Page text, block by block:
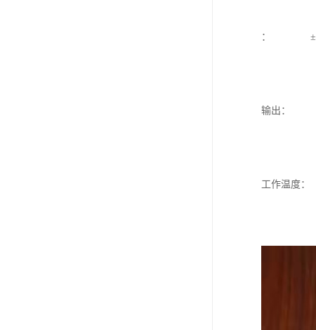
：
输出： 两
工作温度